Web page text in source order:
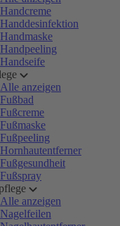
Handcreme
Handdesinfektion
Handmaske
Handpeeling
Handseife
Alle anzeigen
Fußbad
Fußcreme
Fußmaske
Fußpeeling
Hornhautentferner
Fußgesundheit
Fußspray
Alle anzeigen
Nagelfeilen